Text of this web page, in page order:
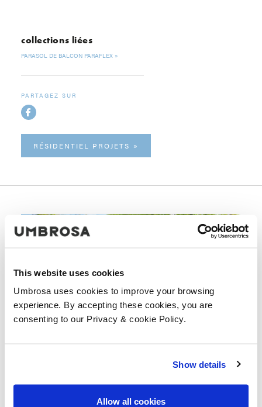
This website uses cookies
Umbrosa uses cookies to improve your browsing
experience. By accepting these cookies, you are
consenting to our Privacy & cookie Policy.
Show details
Allow all cookies
collections liées
PARASOL DE BALCON PARAFLEX
PARTAGEZ SUR
RÉSIDENTIEL PROJETS